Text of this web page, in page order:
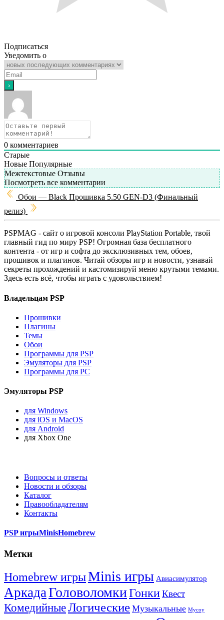
Подписаться
Уведомить о
0 комментариев
Старые
Новые Популярные
Межтекстовые Отзывы
Посмотреть все комментарии
Обои — Black Прошивка 5.50 GEN-D3 (Финальный
релиз)
PSPMAG - cайт о игровой консоли PlayStation Portable, твой
главный гид по миру PSP! Огромная база бесплатного
контента - от игр и софта до эксклюзивных тем, обоев,
прошивок и плагинов. Читай обзоры игр и новости, узнавай
секреты прохождений и кастомизируй меню крутыми темами.
Здесь есть всё, чтобы играть с удовольствием!
Владельцам PSP
Прошивки
Плагины
Темы
Обои
Программы для PSP
Эмуляторы для PSP
Программы для PC
Эмуляторы PSP
для Windows
для iOS и MacOS
для Android
для Xbox One
Вопросы и ответы
Новости и обзоры
Каталог
Правообладателям
Контакты
PSP игрыMinisHomebrew
Метки
Homebrew игрыMinis игры Авиасимулятор
АркадаГоловоломкиГонкиКвест
КомедийныеЛогические Музыкальные Мусоу